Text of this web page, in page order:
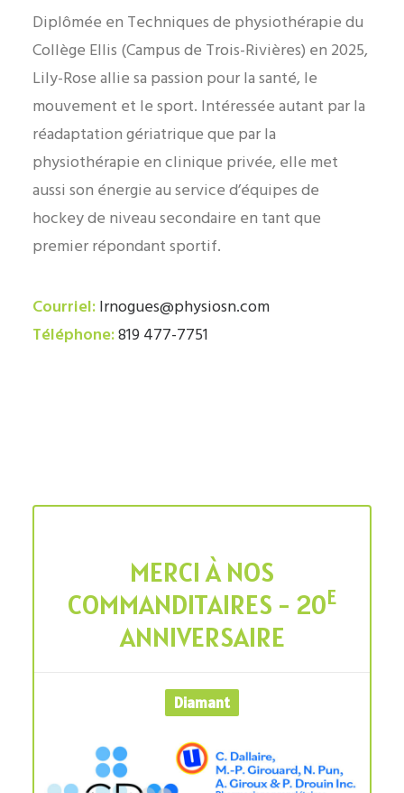
Diplômée en Techniques de physiothérapie du
Collège Ellis (Campus de Trois-Rivières) en 2025,
Lily-Rose allie sa passion pour la santé, le
mouvement et le sport. Intéressée autant par la
réadaptation gériatrique que par la
physiothérapie en clinique privée, elle met
aussi son énergie au service d’équipes de
hockey de niveau secondaire en tant que
premier répondant sportif.
Courriel:lrnogues@physiosn.com
Téléphone:819 477-7751
MERCI À NOS
COMMANDITAIRES - 20E
ANNIVERSAIRE
Diamant